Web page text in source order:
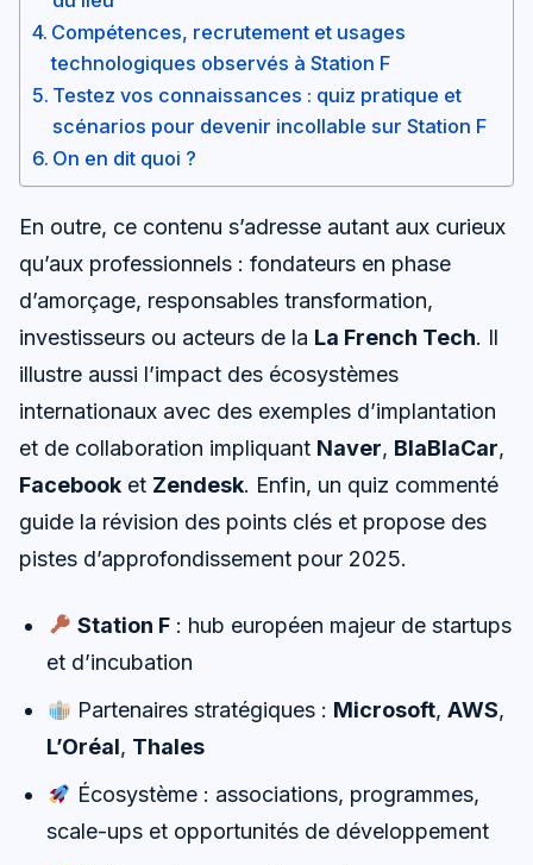
Compétences, recrutement et usages
technologiques observés à Station F
Testez vos connaissances : quiz pratique et
scénarios pour devenir incollable sur Station F
On en dit quoi ?
En outre, ce contenu s’adresse autant aux curieux
qu’aux professionnels : fondateurs en phase
d’amorçage, responsables transformation,
investisseurs ou acteurs de la La French Tech. Il
illustre aussi l’impact des écosystèmes
internationaux avec des exemples d’implantation
et de collaboration impliquant Naver, BlaBlaCar,
Facebook et Zendesk. Enfin, un quiz commenté
guide la révision des points clés et propose des
pistes d’approfondissement pour 2025.
Station F: hub européen majeur de startups
et d’incubation
Partenaires stratégiques : Microsoft, AWS,
L’Oréal, Thales
Écosystème : associations, programmes,
scale-ups et opportunités de développement